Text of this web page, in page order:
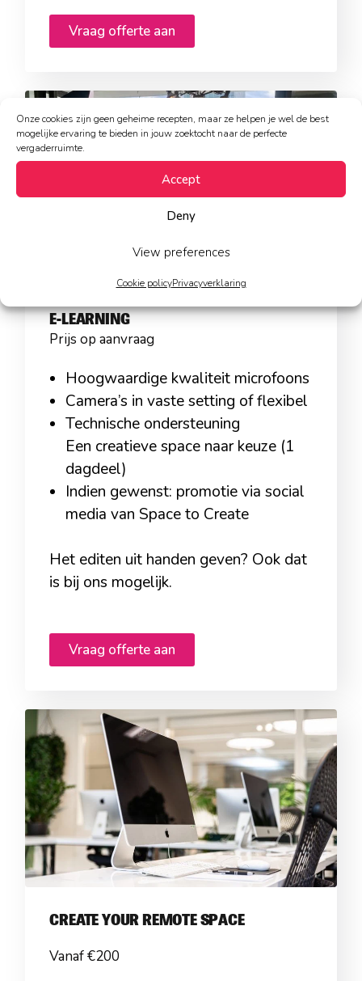
Onze cookies zijn geen geheime recepten, maar ze helpen je wel de best
mogelijke ervaring te bieden in jouw zoektocht naar de perfecte
vergaderruimte.
Accept
Deny
View preferences
Cookie policyPrivacyverklaring
Vraag offerte aan
E-LEARNING
Prijs op aanvraag
Hoogwaardige kwaliteit microfoons
Camera’s in vaste setting of flexibel
Technische ondersteuning
Een creatieve space naar keuze (1
dagdeel)
Indien gewenst: promotie via social
media van Space to Create
Het editen uit handen geven? Ook dat
is bij ons mogelijk.
Vraag offerte aan
CREATE YOUR REMOTE SPACE
Vanaf €200